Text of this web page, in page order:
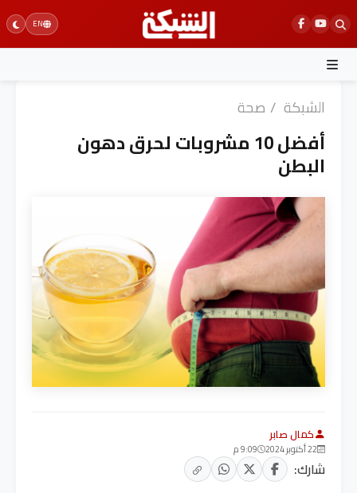
Skip
to
content
EN
الشبكة / صحة
أفضل 10 مشروبات لحرق دهون
البطن
كمال صابر
22 أكتوبر 2024 9:09 م
شارك: